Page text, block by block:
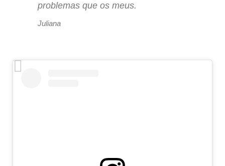
problemas que os meus.
Juliana